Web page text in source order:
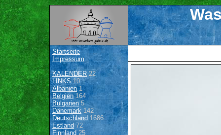
Startseite
Impressum
KALENDER22
LINKS10
Albanien1
Belgien164
Bulgarien 5
Dänemark142
Deutschland 1686
Estland 72
Finnland 25